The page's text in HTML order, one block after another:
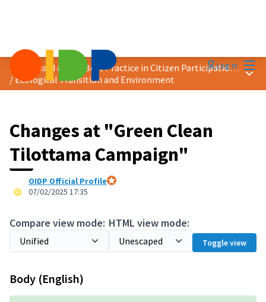
Log in
2025 Award &quot;Best Practice in Citizen Participation&quot;
/Ecological Transition and Environment
Main
Changes at "Green Clean
Tilottama Campaign"
OIDP Official Profile
07/02/2025 17:35
Compare view mode: HTML view mode:
Toggle view
Body (English)